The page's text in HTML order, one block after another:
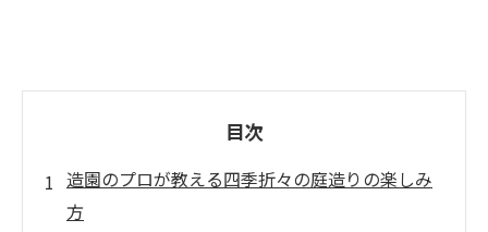
目次
造園のプロが教える四季折々の庭造りの楽しみ
方